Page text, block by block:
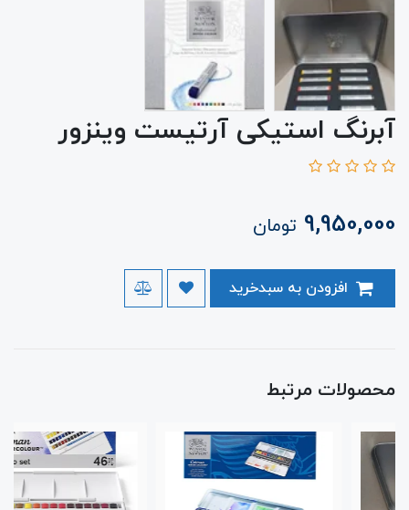
آبرنگ استیکی آرتیست وینزور
9,950,000 تومان
محصولات مرتبط